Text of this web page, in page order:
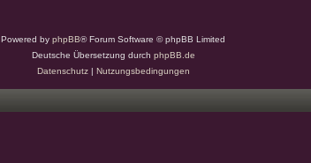
Powered by phpBB® Forum Software © phpBB Limited
Deutsche Übersetzung durch phpBB.de
Datenschutz| Nutzungsbedingungen